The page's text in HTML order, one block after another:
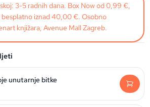
3-5 radnih dana. Box Now od 0,99 €,
iznad 40,00 €. Osobno
knjižara, Avenue Mall Zagreb.
unutarnje bitke